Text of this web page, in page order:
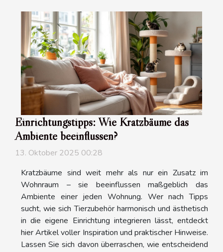
Einrichtungstipps: Wie Kratzbäume das
Ambiente beeinflussen?
13. Oktober 2025 00:28
Kratzbäume sind weit mehr als nur ein Zusatz im
Wohnraum – sie beeinflussen maßgeblich das
Ambiente einer jeden Wohnung. Wer nach Tipps
sucht, wie sich Tierzubehör harmonisch und ästhetisch
in die eigene Einrichtung integrieren lässt, entdeckt
hier Artikel voller Inspiration und praktischer Hinweise.
Lassen Sie sich davon überraschen, wie entscheidend